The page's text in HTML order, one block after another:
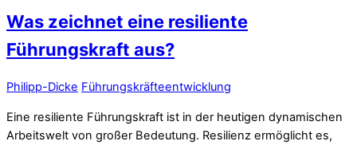
Was zeichnet eine resiliente
Führungskraft aus?
Philipp-Dicke Führungskräfteentwicklung
Eine resiliente Führungskraft ist in der heutigen dynamischen
Arbeitswelt von großer Bedeutung. Resilienz ermöglicht es,